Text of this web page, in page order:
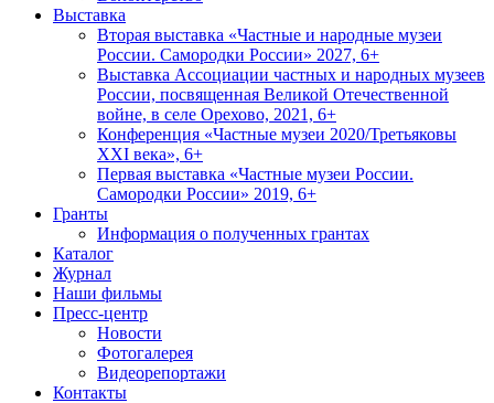
Выставка
Вторая выставка «Частные и народные музеи
России. Самородки России» 2027, 6+
Выставка Ассоциации частных и народных музеев
России, посвященная Великой Отечественной
войне, в селе Орехово, 2021, 6+
Конференция «Частные музеи 2020/Третьяковы
XXI века», 6+
Первая выставка «Частные музеи России.
Самородки России» 2019, 6+
Гранты
Информация о полученных грантах
Каталог
Журнал
Наши фильмы
Пресс-центр
Новости
Фотогалерея
Видеорепортажи
Контакты